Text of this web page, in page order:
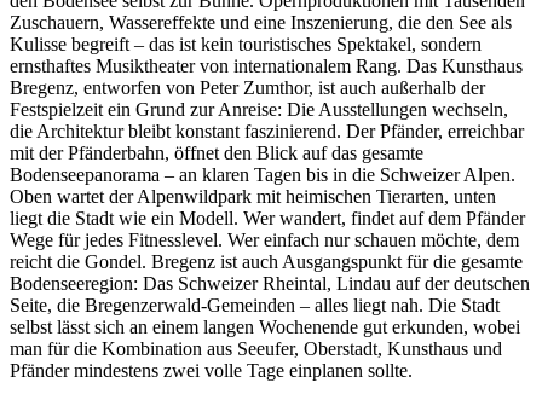
Zuschauern, Wassereffekte und eine Inszenierung, die den See als
Kulisse begreift – das ist kein touristisches Spektakel, sondern
ernsthaftes Musiktheater von internationalem Rang. Das Kunsthaus
Bregenz, entworfen von Peter Zumthor, ist auch außerhalb der
Festspielzeit ein Grund zur Anreise: Die Ausstellungen wechseln,
die Architektur bleibt konstant faszinierend. Der Pfänder, erreichbar
mit der Pfänderbahn, öffnet den Blick auf das gesamte
Bodenseepanorama – an klaren Tagen bis in die Schweizer Alpen.
Oben wartet der Alpenwildpark mit heimischen Tierarten, unten
liegt die Stadt wie ein Modell. Wer wandert, findet auf dem Pfänder
Wege für jedes Fitnesslevel. Wer einfach nur schauen möchte, dem
reicht die Gondel. Bregenz ist auch Ausgangspunkt für die gesamte
Bodenseeregion: Das Schweizer Rheintal, Lindau auf der deutschen
Seite, die Bregenzerwald-Gemeinden – alles liegt nah. Die Stadt
selbst lässt sich an einem langen Wochenende gut erkunden, wobei
man für die Kombination aus Seeufer, Oberstadt, Kunsthaus und
Pfänder mindestens zwei volle Tage einplanen sollte.